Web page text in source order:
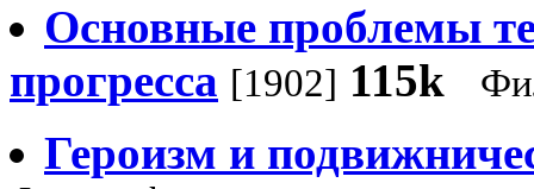
Основные проблемы
прогресса [1902] 115k
Героизм и